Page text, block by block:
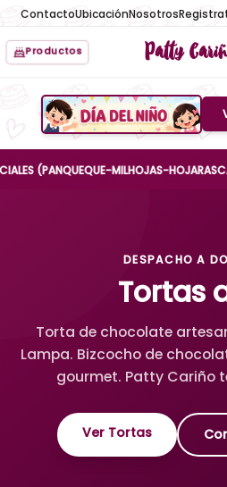
ContactoUbicaciónNosotros
Productos Patty
Boton de menu
(PANQUEQUE-MILHOJAS-HOJARASCA-
DESPACHO A
Tortas
Torta de chocolate
Lampa. Bizcocho de
gourmet. Patty Cariño
Ver Tortas